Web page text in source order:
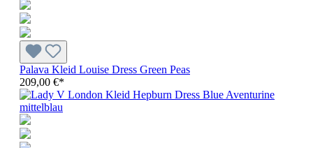
Palava Kleid Louise Dress Green Peas
209,00 €*